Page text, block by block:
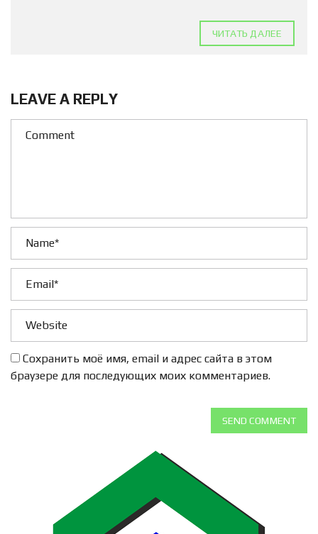
ЧИТАТЬ ДАЛЕЕ
LEAVE A REPLY
Сохранить моё имя, email и адрес сайта в этом
браузере для последующих моих комментариев.
SEND COMMENT